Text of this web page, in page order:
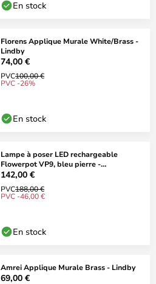
En stock
Florens Applique Murale White/Brass -
Lindby
74,00 €
PVC100,00 €
PVC -26%
En stock
Lampe à poser LED rechargeable
Flowerpot VP9, bleu pierre -
&TRADITION
142,00 €
PVC188,00 €
PVC -46,00 €
En stock
Amrei Applique Murale Brass - Lindby
69,00 €